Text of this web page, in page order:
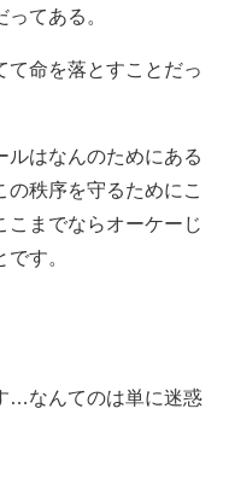
てある。
て命を落とすことだっ
ルはなんのためにある
秩序を守るためにこ
までならオーケーじ
す。
…なんてのは単に迷惑